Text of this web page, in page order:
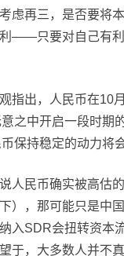
虑再三，是否要将
利——只要对自己有
指出，人民币在10
之中开启一段时期
保持稳定的动力将
人民币确实被高估
），那可能只是中
入SDR会扭转资本
于，大多数人并不